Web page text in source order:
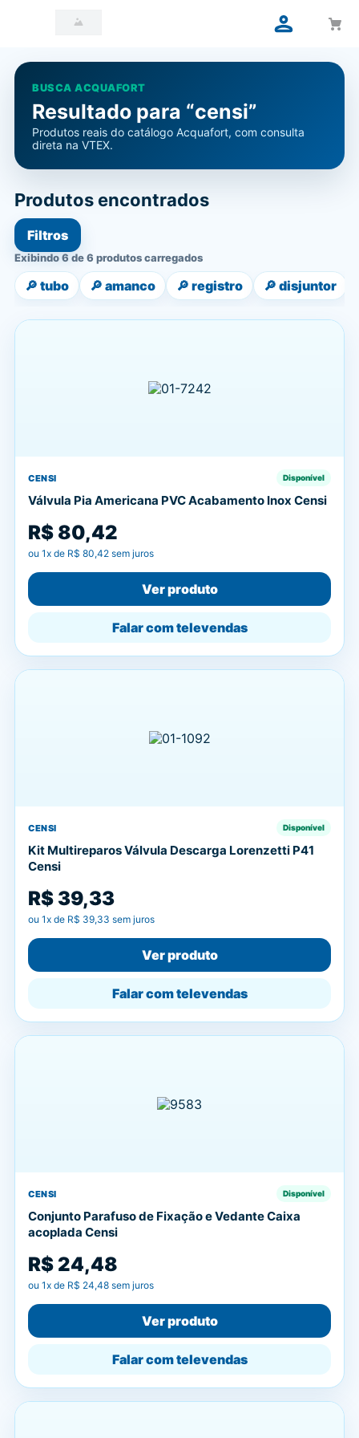
BUSCA ACQUAFORT
Resultado para “censi”
Produtos reais do catálogo Acquafort, com consulta
direta na VTEX.
Produtos encontrados
Filtros
Exibindo 6 de 6 produtos carregados
🔎 tubo 🔎 amanco 🔎 registro 🔎 disjuntor
CENSI Disponível
Válvula Pia Americana PVC Acabamento Inox Censi
R$ 80,42
ou 1x de R$ 80,42 sem juros
Ver produto
Falar com televendas
CENSI Disponível
Kit Multireparos Válvula Descarga Lorenzetti P41
Censi
R$ 39,33
ou 1x de R$ 39,33 sem juros
Ver produto
Falar com televendas
CENSI Disponível
Conjunto Parafuso de Fixação e Vedante Caixa
acoplada Censi
R$ 24,48
ou 1x de R$ 24,48 sem juros
Ver produto
Falar com televendas